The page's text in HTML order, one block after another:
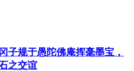
子规于愚陀佛庵挥毫墨宝，
之交谊